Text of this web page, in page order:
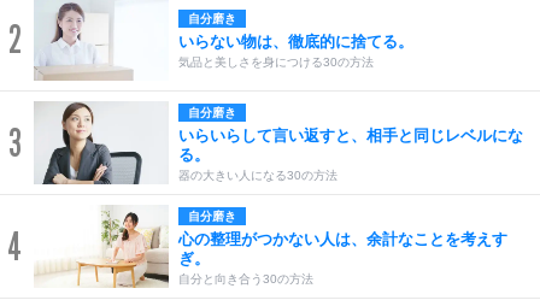
2 自分磨き
いらない物は、徹底的に捨てる。
気品と美しさを身につける30の方法
3
自分磨き
いらいらして言い返すと、相手と同じレベルにな
る。
器の大きい人になる30の方法
4
自分磨き
心の整理がつかない人は、余計なことを考えす
ぎ。
自分と向き合う30の方法